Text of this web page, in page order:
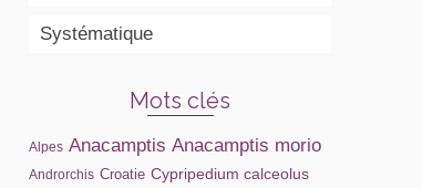
Systématique
Mots clés
Alpes Anacamptis Anacamptis morio
Androrchis Croatie Cypripedium calceolus